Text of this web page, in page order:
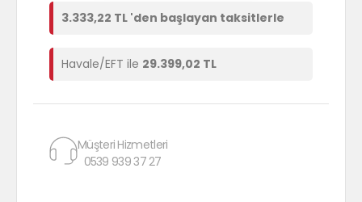
3.333,22 TL 'den başlayan taksitlerle
Havale/EFT ile 29.399,02 TL
Müşteri Hizmetleri
0539 939 37 27